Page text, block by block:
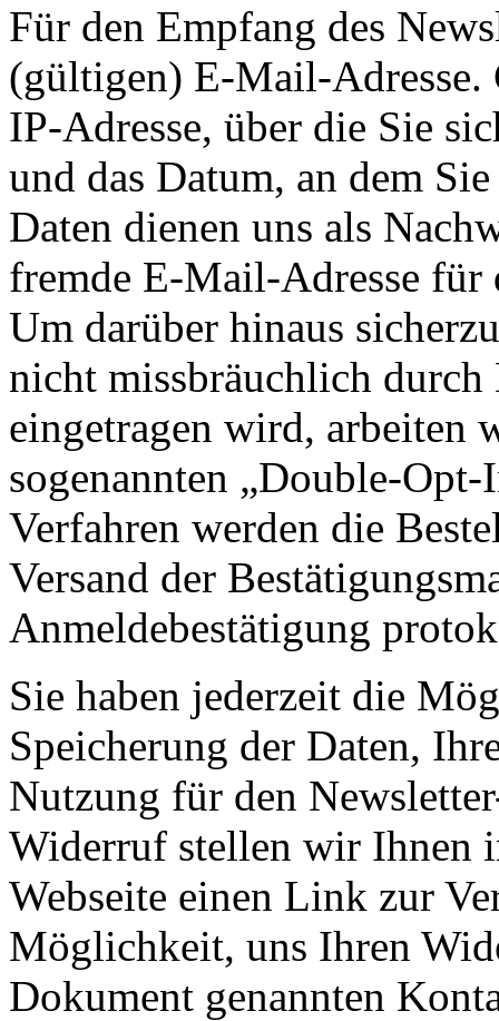
Für den Empfang des
(gültigen) E-Mail-Adresse.
IP-Adresse, über die Sie
und das Datum, an dem
Daten dienen uns als
fremde E-Mail-Adresse für
Um darüber hinaus
nicht missbräuchlich
eingetragen wird, arbeiten
sogenannten „Double-
Verfahren werden die
Versand der
Anmeldebestätigung
Sie haben jederzeit die
Speicherung der Daten,
Nutzung für den
Widerruf stellen wir Ihnen
Webseite einen Link zur
Möglichkeit, uns Ihren
Dokument genannten